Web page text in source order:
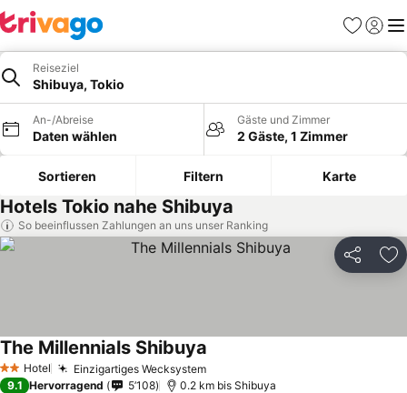
Favoriten
Reiseziel
Shibuya, Tokio
An-/Abreise
Daten wählen
Gäste und Zimmer
2 Gäste, 1 Zimmer
Sortieren Filtern Karte
Hotels Tokio nahe Shibuya
So beeinflussen Zahlungen an uns unser Ranking
Teilen
2 Sterne
Hotel Einzigartiges WecksystemPreise sehen
The Millennials Shibuya
9.1 Hervorragend 5’108 0.2 km bis Shibuya